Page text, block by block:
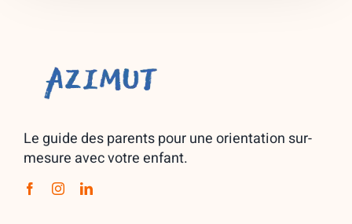
Le guide des parents pour une orientation sur-
mesure avec votre enfant.